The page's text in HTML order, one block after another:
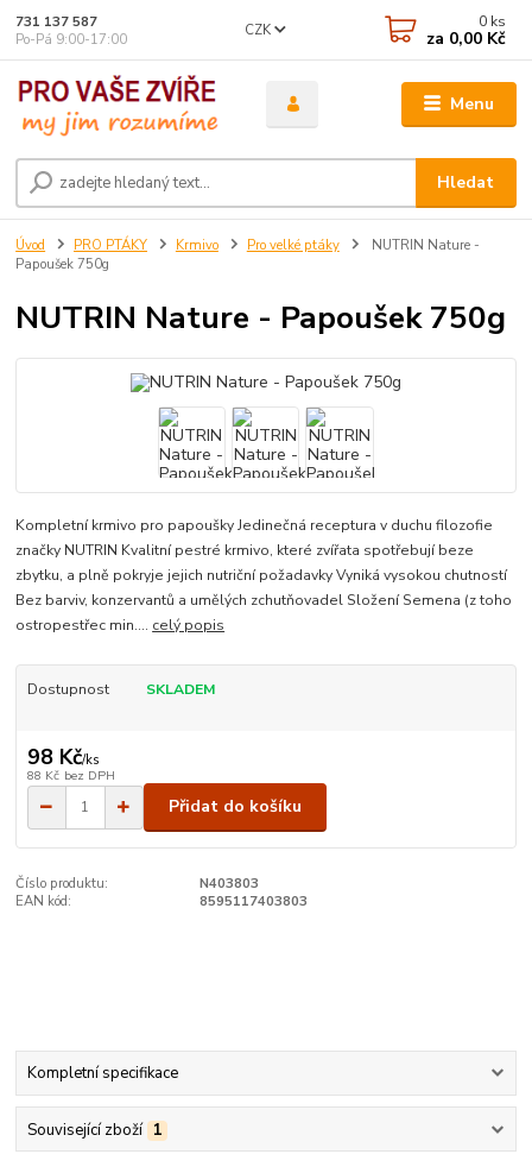
Menu
CZK
Hledat
731 137 587
Po-Pá 9:00-17:00
0 ks
za 0,00 Kč
Úvod PRO PTÁKY Krmivo Pro velké ptáky
NUTRIN Nature -
Papoušek 750g
NUTRIN Nature - Papoušek 750g
Kompletní krmivo pro papoušky Jedinečná receptura v duchu filozofie
značky NUTRIN Kvalitní pestré krmivo, které zvířata spotřebují beze
zbytku, a plně pokryje jejich nutriční požadavky Vyniká vysokou chutností
Bez barviv, konzervantů a umělých zchutňovadel Složení Semena (z toho
ostropestřec min.... celý popis
Dostupnost SKLADEM
98 Kč/ks
88 Kč bez DPH
Přidat do košíku
Číslo produktu:
N403803
EAN kód:
8595117403803
Kompletní specifikace
Související zboží 1